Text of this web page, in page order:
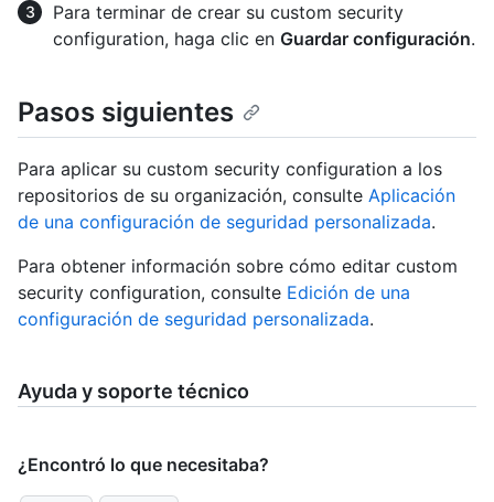
Para terminar de crear su custom security
configuration, haga clic en Guardar configuración.
Pasos siguientes
Para aplicar su custom security configuration a los
repositorios de su organización, consulte Aplicación
de una configuración de seguridad personalizada.
Para obtener información sobre cómo editar custom
security configuration, consulte Edición de una
configuración de seguridad personalizada.
Ayuda y soporte técnico
¿Encontró lo que necesitaba?